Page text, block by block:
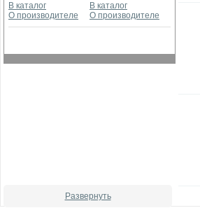
В каталог
О производителе
В каталог
О производителе
Развернуть